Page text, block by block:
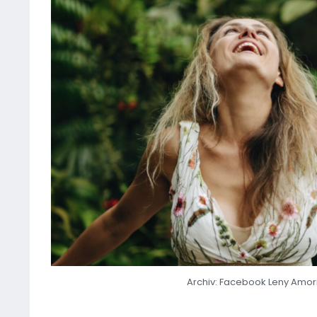
Archiv: Facebook Leny